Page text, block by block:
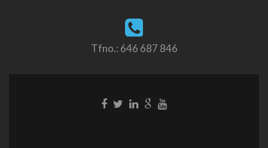
Tfno.: 646 687 846